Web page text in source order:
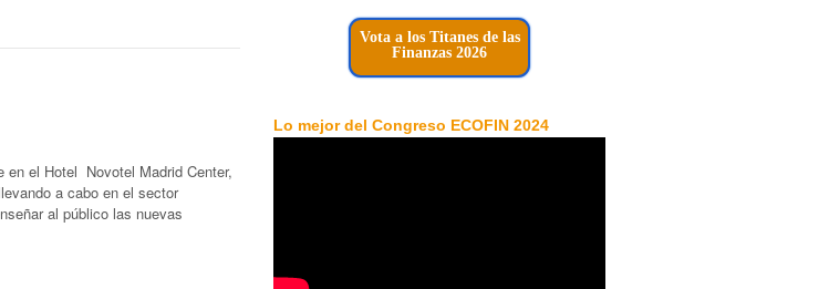
en el Hotel Novotel Madrid Center,
a cabo en el sector
al público las nuevas
Vota a los Titanes de las
Finanzas 2026
Lo mejor del Congreso ECOFIN 2024